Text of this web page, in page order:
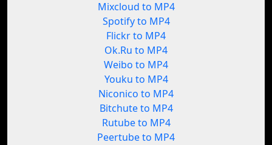
Mixcloud to MP4
Spotify to MP4
Flickr to MP4
Ok.Ru to MP4
Weibo to MP4
Youku to MP4
Niconico to MP4
Bitchute to MP4
Rutube to MP4
Peertube to MP4